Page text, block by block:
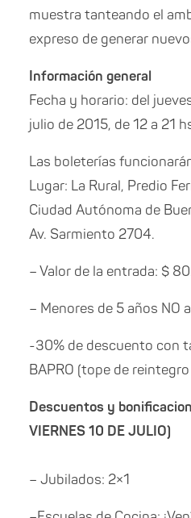
muestra tanteando el
expreso de generar
Información general
Fecha y horario: del
julio de 2015, de 12 a 21
Las boleterías
Lugar: La Rural, Predio
Ciudad Autónoma de
Av. Sarmiento 2704.
– Valor de la entrada: $
– Menores de 5 años NO
-30% de descuento con
BAPRO (tope de
Descuentos y
VIERNES 10 DE JULIO)
– Jubilados: 2×1